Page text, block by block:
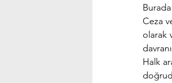
Ceza
olarak
Halk